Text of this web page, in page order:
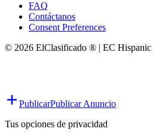
FAQ
Contáctanos
Consent Preferences
© 2026 ElClasificado ® | EC Hispanic
PublicarPublicar Anuncio
Tus opciones de privacidad